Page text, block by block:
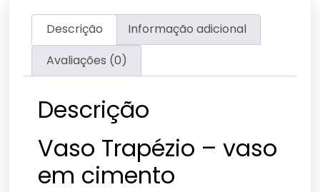
Descrição
Informação adicional
Avaliações (0)
Descrição
Vaso Trapézio – vaso
em cimento